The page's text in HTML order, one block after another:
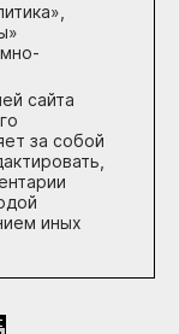
сайта
за собой
иных